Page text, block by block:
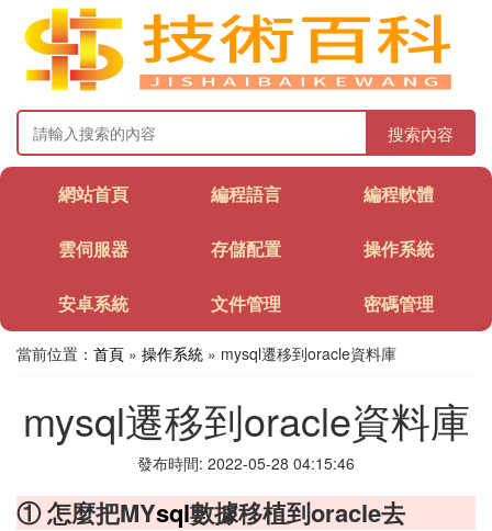
搜索內容
網站首頁 編程語言 編程軟體
雲伺服器 存儲配置 操作系統
安卓系統 文件管理 密碼管理
當前位置： 首頁 » 操作系統 » mysql遷移到oracle資料庫
mysql遷移到oracle資料庫
發布時間: 2022-05-28 04:15:46
① 怎麼把MYsql數據移植到oracle去